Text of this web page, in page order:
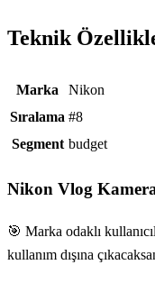
Teknik
Teknik özellikler
Marka
Nikon
Sıralama #8
Segment budget
Nikon Vlog
🎯 Marka odaklı
kullanım dışına